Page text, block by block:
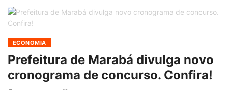
ECONOMIA
Prefeitura de Marabá divulga novo
cronograma de concurso. Confira!